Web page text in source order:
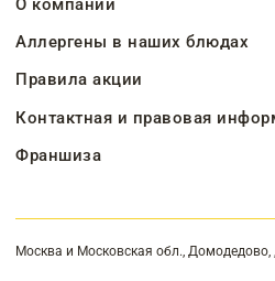
О компании
Аллергены в наших блюдах
Правила акции
Контактная и правовая
Франшиза
Москва и Московская обл., Домодедово,